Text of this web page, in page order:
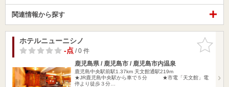
関連情報から探す
お気に入
りに追加
ホテルニューニシノ
-点/ 0 件
鹿児島県 / 鹿児島市 / 鹿児島市内温泉
鹿児島中央駅前駅1.37km 天文館通駅219m
★JR鹿児島中央駅から車で５分 ★市電「天文館」電
停より徒歩３分…